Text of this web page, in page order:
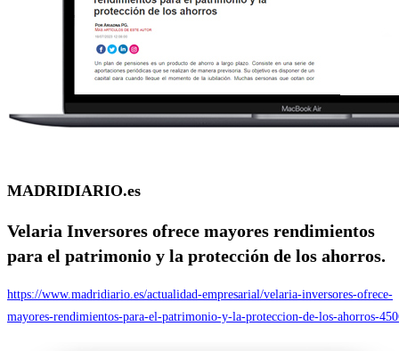
MADRIDIARIO.es
Velaria Inversores ofrece mayores rendimientos
para el patrimonio y la protección de los ahorros.
https://www.madridiario.es/actualidad-empresarial/velaria-inversores-ofrece-
mayores-rendimientos-para-el-patrimonio-y-la-proteccion-de-los-ahorros-